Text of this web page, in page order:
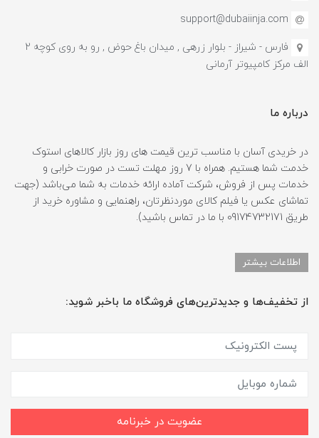
support@dubaiinja.com
فارس - شیراز - بلوار زرهی , میدان باغ حوض , رو به روی کوچه 2
الف مرکز کامپیوتر آرمانی
درباره ما
در خریدی آسان با مناسب ترین قیمت های روز بازار کالاهای استوک
خدمت شما هستیم. همراه با 7 روز مهلت تست در صورت خرابی و
خدمات پس از فروش، شرکت آماده ارائه خدمات به شما می‌باشد (جهت
تماشای عکس یا فیلم کالای موردنظرتان، راهنمایی و مشاوره خرید از
طریق 09174732171 با ما در تماس باشید).
اطلاعات بیشتر
از تخفیف‌ها و جدیدترین‌های فروشگاه ما باخبر شوید:
عضویت در خبرنامه